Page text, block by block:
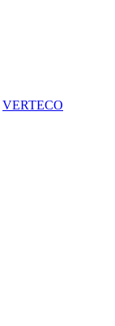
VERTECO